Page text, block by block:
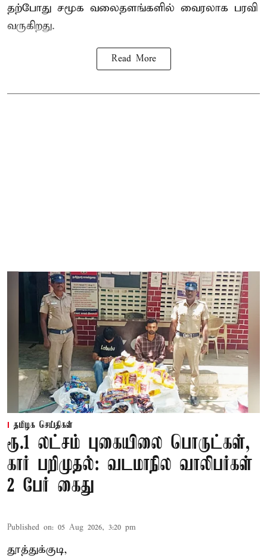
தற்போது சமூக வலைதளங்களில் வைரலாக பரவி
வருகிறது.
Read More
தமிழக செய்திகள்
ரூ.1 லட்சம் புகையிலை பொருட்கள்,
கார் பறிமுதல்: வடமாநில வாலிபர்கள்
2 பேர் கைது
Published on: 05 Aug 2026, 3:20 pm
தூத்துக்குடி,